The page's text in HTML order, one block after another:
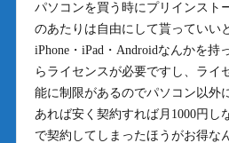
パソコンを買う時にプリインスト
のあたりは自由にして貰っていい
iPhone・iPad・Androidなんかを持
らライセンスが必要ですし、ライ
能に制限があるのでパソコン以外
あれば安く契約すれば月1000円し
で契約してしまったほうがお得な